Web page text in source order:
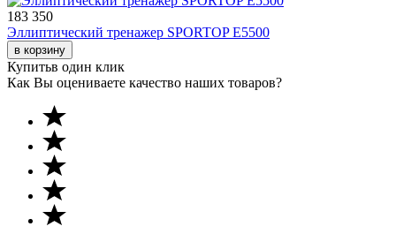
183 350
Эллиптический тренажер SPORTOP E5500
в корзину
Купитьв один клик
Как Вы оцениваете качество наших товаров?